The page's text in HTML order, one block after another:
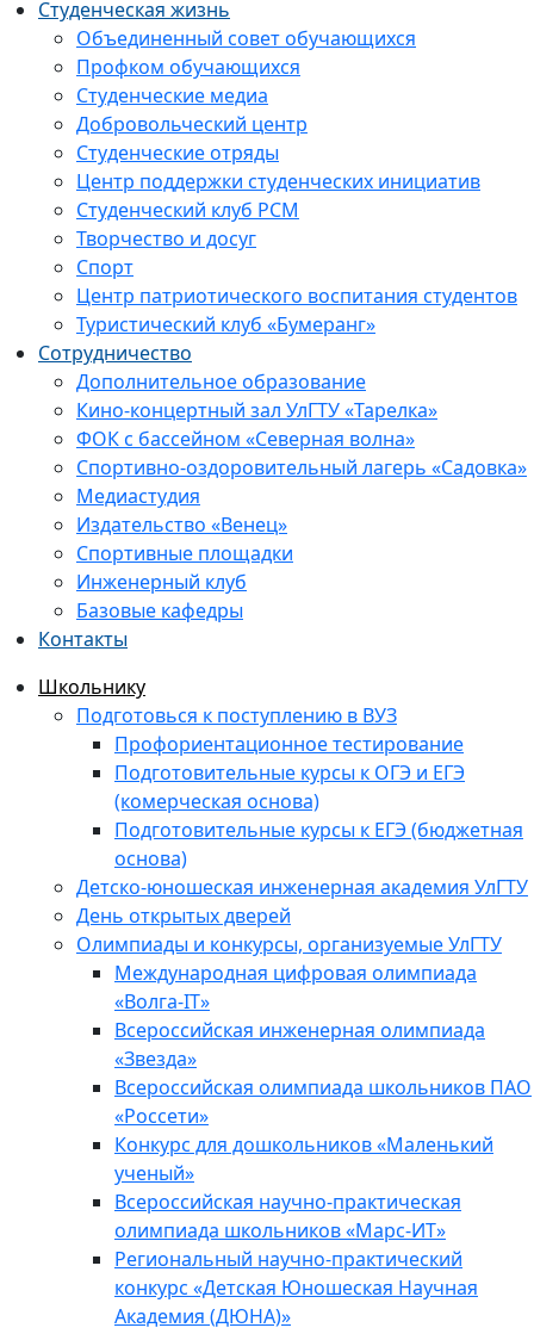
Студенческая жизнь
Объединенный совет обучающихся
Профком обучающихся
Студенческие медиа
Добровольческий центр
Студенческие отряды
Центр поддержки студенческих инициатив
Студенческий клуб РСМ
Творчество и досуг
Спорт
Центр патриотического воспитания студентов
Туристический клуб «Бумеранг»
Сотрудничество
Дополнительное образование
Кино-концертный зал УлГТУ «Тарелка»
ФОК с бассейном «Северная волна»
Спортивно-оздоровительный лагерь «Садовка»
Медиастудия
Издательство «Венец»
Спортивные площадки
Инженерный клуб
Базовые кафедры
Контакты
Школьнику
Подготовься к поступлению в ВУЗ
Профориентационное тестирование
Подготовительные курсы к ОГЭ и ЕГЭ
(комерческая основа)
Подготовительные курсы к ЕГЭ (бюджетная
основа)
Детско-юношеская инженерная академия УлГТУ
День открытых дверей
Олимпиады и конкурсы, организуемые УлГТУ
Международная цифровая олимпиада
«Волга-IT»
Всероссийская инженерная олимпиада
«Звезда»
Всероссийская олимпиада школьников ПАО
«Россети»
Конкурс для дошкольников «Маленький
ученый»
Всероссийская научно-практическая
олимпиада школьников «Марс-ИТ»
Региональный научно-практический
конкурс «Детская Юношеская Научная
Академия (ДЮНА)»